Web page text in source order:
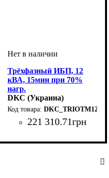
Трёхфазный ИБП, 12
кВА, 15мин при 70%
нагр.
DKC (Украина)
221 310.71грн
стационарный
сервопривод
трехфазный